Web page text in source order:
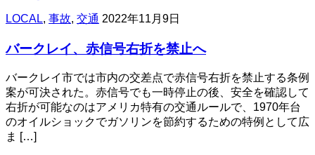
LOCAL, 事故, 交通 2022年11月9日
バークレイ、赤信号右折を禁止へ
バークレイ市では市内の交差点で赤信号右折を禁止する条例
案が可決された。赤信号でも一時停止の後、安全を確認して
右折が可能なのはアメリカ特有の交通ルールで、1970年台
のオイルショックでガソリンを節約するための特例として広
ま […]